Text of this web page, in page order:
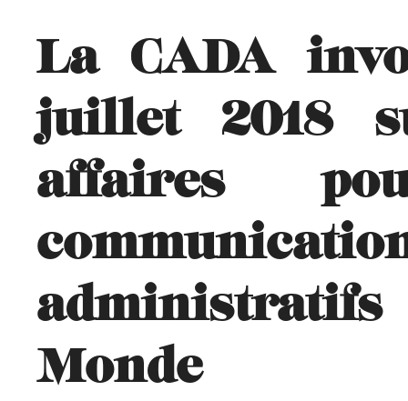
La CADA
juillet 2018
affaires
Monde